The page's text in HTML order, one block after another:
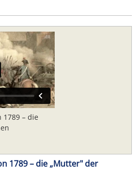
1789 – die
1789 – die „Mutter" der